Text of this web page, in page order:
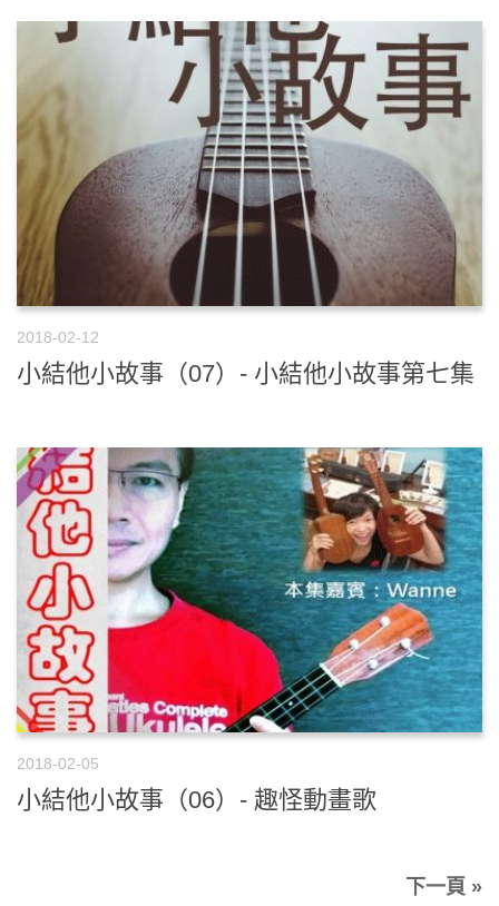
2018-02-12
小結他小故事（07）- 小結他小故事第七集
2018-02-05
小結他小故事（06）- 趣怪動畫歌
下一頁 »